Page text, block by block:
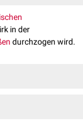
in der
durchzogen wird.